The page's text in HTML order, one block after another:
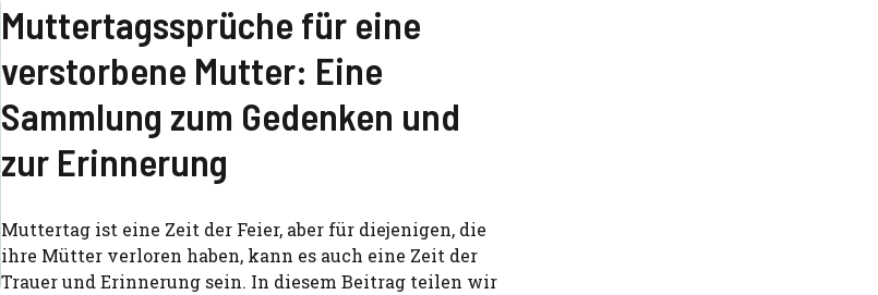
Muttertagssprüche für eine
verstorbene Mutter: Eine
Sammlung zum Gedenken und
zur Erinnerung
Muttertag ist eine Zeit der Feier, aber für diejenigen, die
ihre Mütter verloren haben, kann es auch eine Zeit der
Trauer und Erinnerung sein. In diesem Beitrag teilen wir